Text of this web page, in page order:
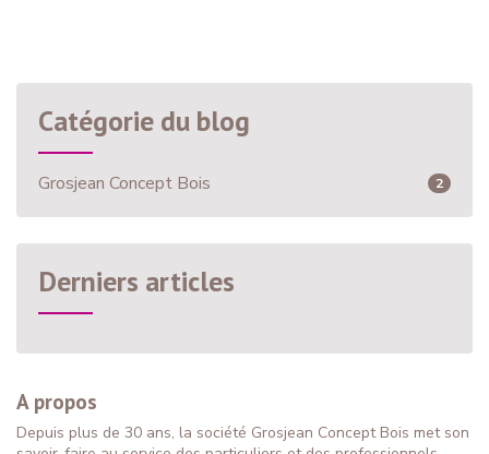
Catégorie du blog
Grosjean Concept Bois 2
Derniers articles
A propos
Depuis plus de 30 ans, la société Grosjean Concept Bois met son